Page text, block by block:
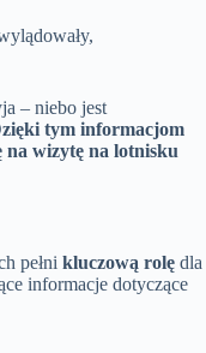
– niebo jest
tym informacjom
na wizytę na lotnisku
pełni kluczową rolę dla
informacje dotyczące